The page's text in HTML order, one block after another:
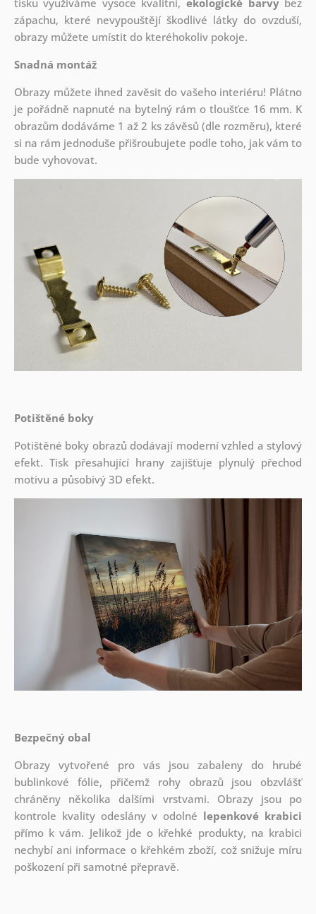
tisku využíváme vysoce kvalitní,ekologické barvybez
zápachu, které nevypouštějí škodlivé látky do ovzduší,
obrazy můžete umístit do kteréhokoliv pokoje.
Snadná montáž
Obrazy můžete ihned zavěsit do vašeho interiéru! Plátno
je pořádně napnuté na bytelný rám o tloušťce 16 mm. K
obrazům dodáváme 1 až 2 ks závěsů (dle rozměru), které
si na rám jednoduše přišroubujete podle toho, jak vám to
bude vyhovovat.
Potištěné boky
Potištěné boky obrazů dodávají moderní vzhled a stylový
efekt. Tisk přesahující hrany zajišťuje plynulý přechod
motivu a působivý 3D efekt.
Bezpečný obal
Obrazy vytvořené pro vás jsou zabaleny do hrubé
bublinkové fólie, přičemž rohy obrazů jsou obzvlášť
chráněny několika dalšími vrstvami. Obrazy jsou po
kontrole kvality odeslány v odolné lepenkové krabici
přímo k vám. Jelikož jde o křehké produkty, na krabici
nechybí ani informace o křehkém zboží, což snižuje míru
poškození při samotné přepravě.